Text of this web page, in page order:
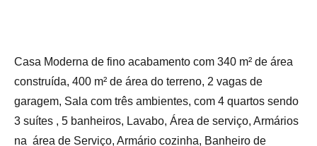
Casa Moderna de fino acabamento com 340 m² de área
construída, 400 m² de área do terreno, 2 vagas de
garagem, Sala com três ambientes, com 4 quartos sendo
3 suítes , 5 banheiros, Lavabo, Área de serviço, Armários
na área de Serviço, Armário cozinha, Banheiro de